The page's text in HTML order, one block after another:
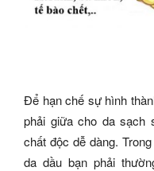
Để hạn chế sự hình
phải giữa cho da sạch
chất độc dễ dàng.
da dầu bạn phải